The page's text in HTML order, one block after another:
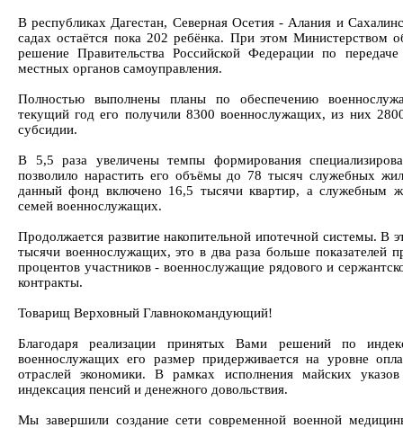
В республиках Дагестан, Северная Осетия - Алания и
садах остаётся пока 202 ребёнка. При этом Министерством
решение Правительства Российской Федерации по
местных органов самоуправления.
Полностью выполнены планы по обеспечению
текущий год его получили 8300 военнослужащих, из них
субсидии.
В 5,5 раза увеличены темпы формирования
позволило нарастить его объёмы до 78 тысяч служебных
данный фонд включено 16,5 тысячи квартир, а служебным
семей военнослужащих.
Продолжается развитие накопительной ипотечной системы. В
тысячи военнослужащих, это в два раза больше показателей
процентов участников - военнослужащие рядового и
контракты.
Товарищ Верховный Главнокомандующий!
Благодаря реализации принятых Вами решений по
военнослужащих его размер придерживается на уровне
отраслей экономики. В рамках исполнения майских указов
индексация пенсий и денежного довольствия.
Мы завершили создание сети современной военной